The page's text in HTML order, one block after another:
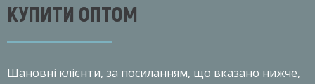
КУПИТИ ОПТОМ
Шановнi клiєнти, за посиланням, що вказано нижче,